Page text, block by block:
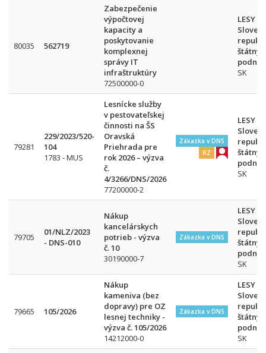
80035 562719
Zabezpečenie
výpočtovej
kapacity a
poskytovanie
komplexnej
správy IT
infraštruktúry
72500000-0
LESY
štátny
podnik
SK
79281
229/2023/520-
104
1783 - MUS
Lesnícke služby
v pestovateľskej
činnosti na ŠS
Oravská
Priehrada pre
rok 2026 – výzva
č.
4/3266/DNS/2026
77200000-2
Zákazka v DNS
RZ
LESY
štátny
podnik
SK
79705
01/NLZ/2023
- DNS-010
Nákup
kancelárskych
potrieb - výzva
č. 10
30190000-7
Zákazka v DNS
LESY
štátny
podnik
SK
79665 105/2026
Nákup
kameniva (bez
dopravy) pre OZ
lesnej techniky -
výzva č. 105/2026
14212000-0
Zákazka v DNS
LESY
štátny
podnik
SK